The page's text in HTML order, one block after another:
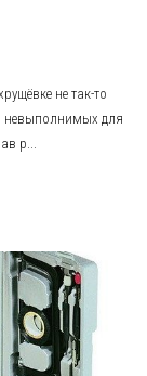
не так-то
невыполнимых для
р...